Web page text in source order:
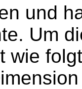
und
Um
wie